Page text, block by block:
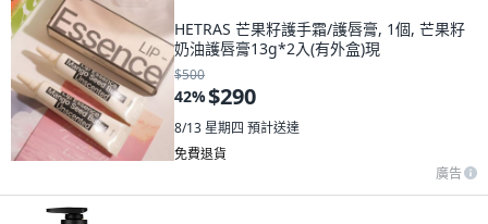
HETRAS 芒果籽護手霜/護唇膏, 1個, 芒果籽
奶油護唇膏13g*2入(有外盒)現
$500
42%$290
8/13 星期四 預計送達
免費退貨
廣告